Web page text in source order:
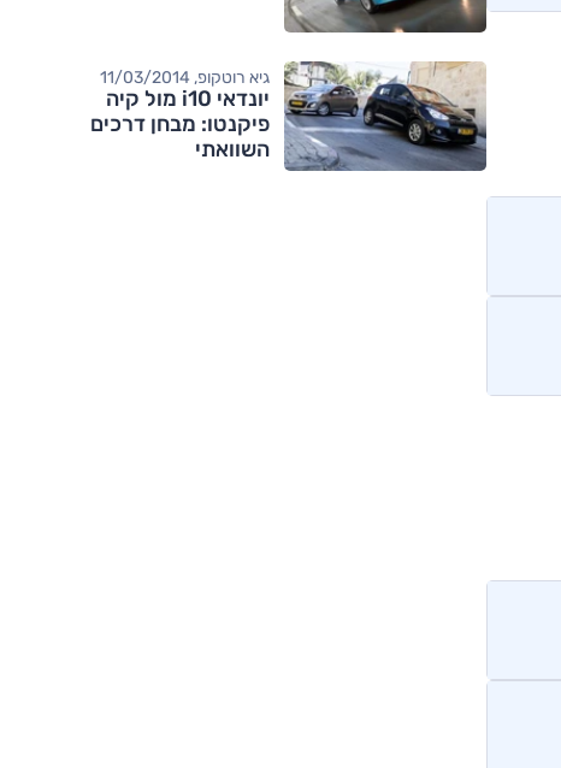
גיא רוטקופ, 11/03/2014
יונדאי i10 מול קיה
פיקנטו: מבחן דרכים
השוואתי
מותגים מתחרים